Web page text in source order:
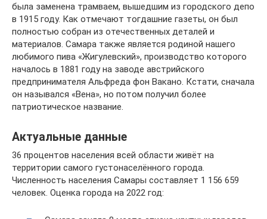
была заменена трамваем, вышедшим из городского депо
в 1915 году. Как отмечают тогдашние газеты, он был
полностью собран из отечественных деталей и
материалов. Самара также является родиной нашего
любимого пива «Жигулевский», производство которого
началось в 1881 году на заводе австрийского
предпринимателя Альфреда фон Вакано. Кстати, сначала
он назывался «Вена», но потом получил более
патриотическое название.
Актуальные данные
36 процентов населения всей области живёт на
территории самого густонаселённого города.
Численность населения Самары составляет 1 156 659
человек. Оценка города на 2022 год: